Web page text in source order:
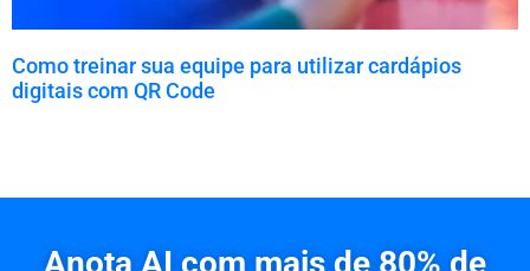
Como treinar sua equipe para utilizar cardápios
digitais com QR Code